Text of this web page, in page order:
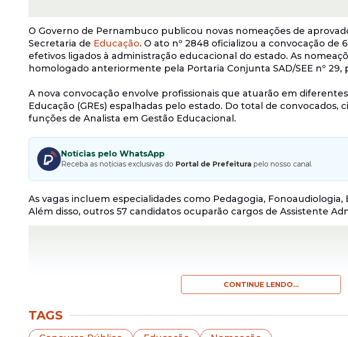
O Governo de Pernambuco publicou novas nomeações de
Secretaria de Educação. O ato nº 2848 oficializou a convocação de
efetivos ligados à administração educacional do estado. As
homologado anteriormente pela Portaria Conjunta SAD/SEE nº 29,
A nova convocação envolve profissionais que atuarão em
Educação (GREs) espalhadas pelo estado. Do total de convocados,
funções de Analista em Gestão Educacional.
Notícias pelo WhatsApp
Receba as notícias exclusivas do Portal de Prefeitura pelo nosso canal.
As vagas incluem especialidades como Pedagogia,
Além disso, outros 57 candidatos ocuparão cargos de Assistente
CONTINUE LENDO...
TAGS